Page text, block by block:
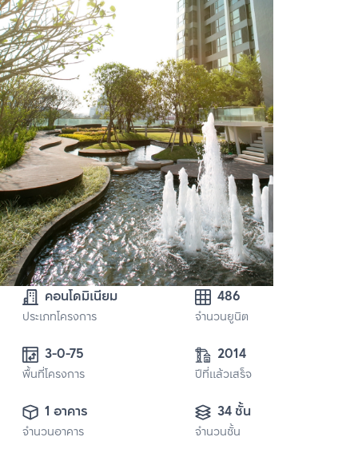
คอนโดมิเนียม
ประเภทโครงการ
486
จำนวนยูนิต
3-0-75
พื้นที่โครงการ
2014
ปีที่แล้วเสร็จ
1 อาคาร
จำนวนอาคาร
34 ชั้น
จำนวนชั้น